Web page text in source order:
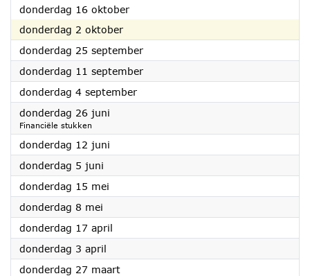
donderdag 16 oktober2025
donderdag 2 oktober2025
donderdag 25 september2025
donderdag 11 september2025
donderdag 4 september2025
donderdag 26 juni
Financiële stukken
donderdag 12 juni
donderdag 5 juni
donderdag 15 mei
donderdag 8 mei
donderdag 17 april
donderdag 3 april
donderdag 27 maart2025